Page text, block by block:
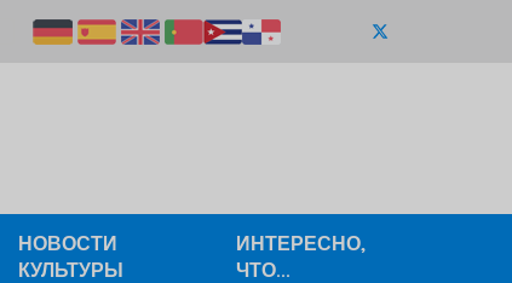
НОВОСТИ
КУЛЬТУРЫ
ИНТЕРЕСНО,
ЧТО...